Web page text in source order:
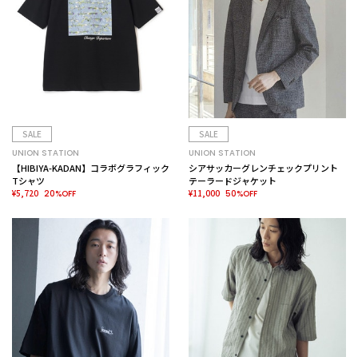
SALE
UNION STATION
【HIBIYA-KADAN】コラボグラフィック
Tシャツ
¥5,720 20%OFF
SALE
UNION STATION
シアサッカーグレンチェックプリント
テーラードジャケット
¥11,000 50%OFF